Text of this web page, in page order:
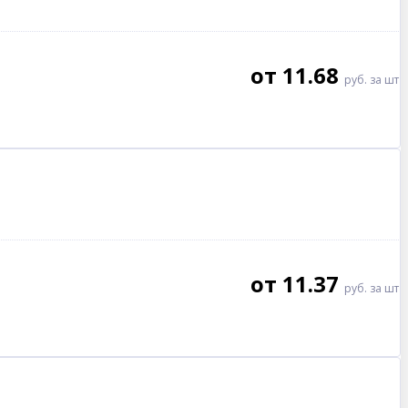
от 11.68 руб. за шт
от 11.37 руб. за шт